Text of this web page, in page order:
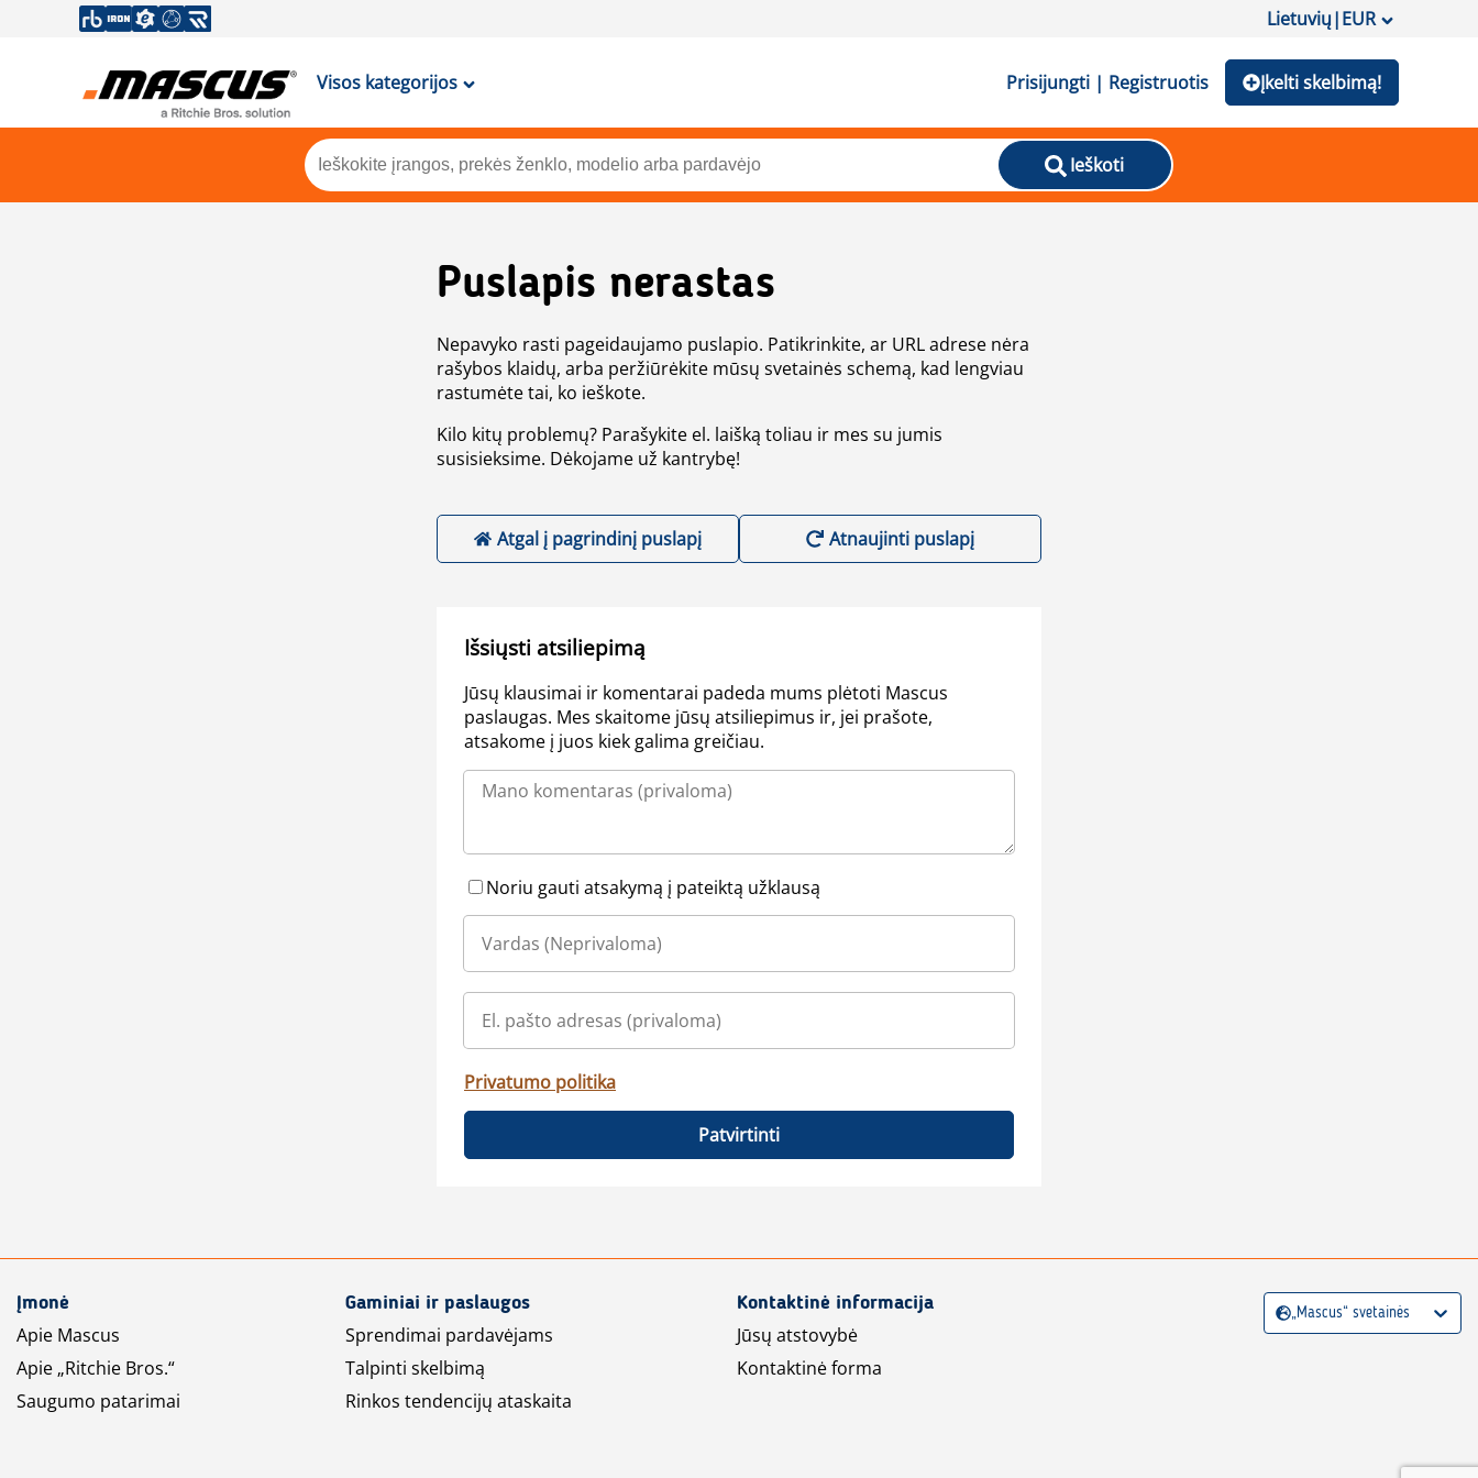
Lietuvių|EUR
Visos kategorijos Prisijungti | Registruotis Įkelti skelbimą!
Ieškoti
Puslapis nerastas
Nepavyko rasti pageidaujamo puslapio. Patikrinkite, ar URL adrese nėra
rašybos klaidų, arba peržiūrėkite mūsų svetainės schemą, kad lengviau
rastumėte tai, ko ieškote.
Kilo kitų problemų? Parašykite el. laišką toliau ir mes su jumis
susisieksime. Dėkojame už kantrybę!
Atgal į pagrindinį puslapį Atnaujinti puslapį
Išsiųsti atsiliepimą
Jūsų klausimai ir komentarai padeda mums plėtoti Mascus
paslaugas. Mes skaitome jūsų atsiliepimus ir, jei prašote,
atsakome į juos kiek galima greičiau.
Noriu gauti atsakymą į pateiktą užklausą
Privatumo politika
Patvirtinti
Įmonė
Apie Mascus
Apie „Ritchie Bros.“
Saugumo patarimai
Gaminiai ir paslaugos
Sprendimai pardavėjams
Talpinti skelbimą
Rinkos tendencijų ataskaita
Kontaktinė informacija
Jūsų atstovybė
Kontaktinė forma
„Mascus“ svetainės